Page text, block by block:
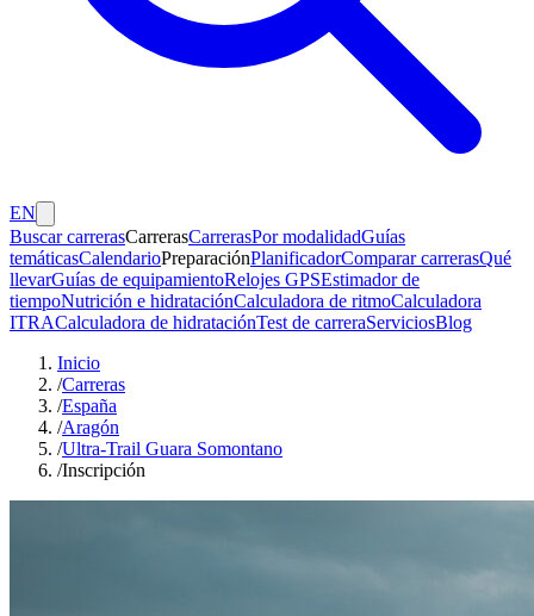
EN
Buscar carrerasCarrerasCarrerasPor modalidadGuías
temáticasCalendarioPreparaciónPlanificadorComparar carrerasQué
llevarGuías de equipamientoRelojes GPSEstimador de
tiempoNutrición e hidrataciónCalculadora de ritmoCalculadora
ITRACalculadora de hidrataciónTest de carreraServiciosBlog
Inicio
/Carreras
/España
/Aragón
/Ultra-Trail Guara Somontano
/Inscripción